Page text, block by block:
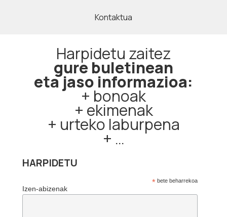
Kontaktua
Harpidetu zaitez
gure buletinean
eta jaso informazioa:
+ bonoak
+ ekimenak
+ urteko laburpena
+ …
HARPIDETU
*bete beharrekoa
Izen-abizenak